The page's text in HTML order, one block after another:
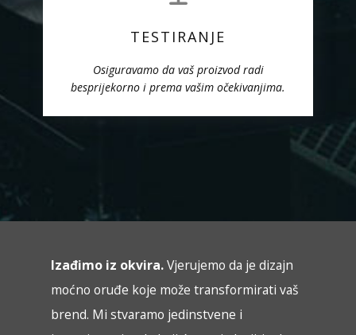
TESTIRANJE
Osiguravamo da vaš proizvod radi
besprijekorno i prema vašim očekivanjima.
Izađimo iz okvira.Vjerujemo da je dizajn
moćno oruđe koje može transformirati vaš
brend. Mi stvaramo jedinstvene i